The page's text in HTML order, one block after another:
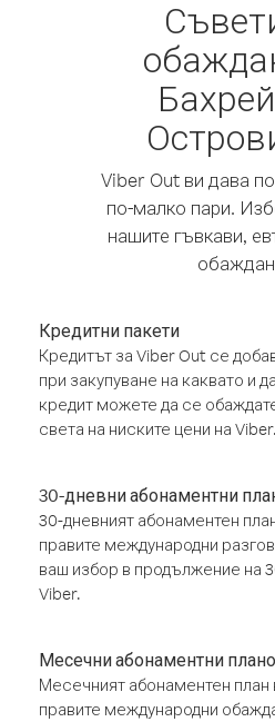
Viber Out ви дава
по-малко пари.
нашите гъвкави,
Кредитни пакети
Кредитът за Viber Out се
при закупуване на каквато и
кредит можете да се
света на ниските цени на Viber.
30-дневни абонаментни
30-дневният абонаментен
правите международни
ваш избор в продължение на
Viber.
Месечни абонаментни
Месечният абонаментен план
правите международни